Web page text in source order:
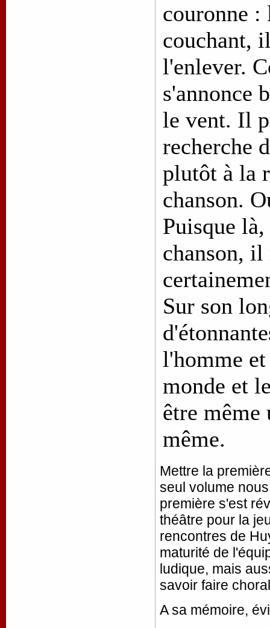
couronne :
couchant,
l'enlever.
s'annonce
le vent. Il
recherche
plutôt à la
chanson.
Puisque
chanson, il
Sur son
l'homme
monde et
être même
même.
Mettre la
seul volume
première s'est
théâtre pour la
rencontres de
maturité de
ludique, mais
savoir faire
A sa mémoire,